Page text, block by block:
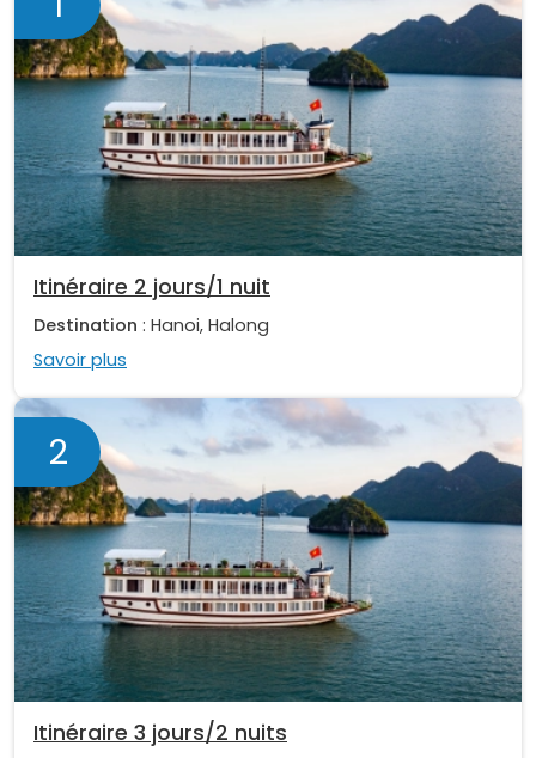
Itinéraire 2 jours/1 nuit
Destination : Hanoi, Halong
Savoir plus
2
Itinéraire 3 jours/2 nuits